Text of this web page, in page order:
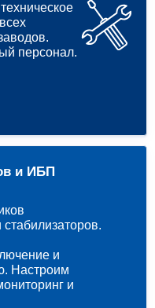
персонал.
и ИБП
и
Настроим
и